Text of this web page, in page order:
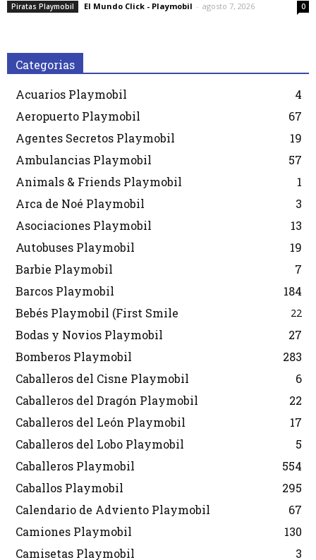
Piratas Playmobil El Mundo Click - Playmobil - agosto 7, 2026 0
Categorias
Acuarios Playmobil
4
Aeropuerto Playmobil
67
Agentes Secretos Playmobil
19
Ambulancias Playmobil
57
Animals & Friends Playmobil
1
Arca de Noé Playmobil
3
Asociaciones Playmobil
13
Autobuses Playmobil
19
Barbie Playmobil
7
Barcos Playmobil
184
Bebés Playmobil (First Smile
22
Bodas y Novios Playmobil
27
Bomberos Playmobil
283
Caballeros del Cisne Playmobil
6
Caballeros del Dragón Playmobil
22
Caballeros del León Playmobil
17
Caballeros del Lobo Playmobil
5
Caballeros Playmobil
554
Caballos Playmobil
295
Calendario de Adviento Playmobil
67
Camiones Playmobil
130
Camisetas Playmobil
3